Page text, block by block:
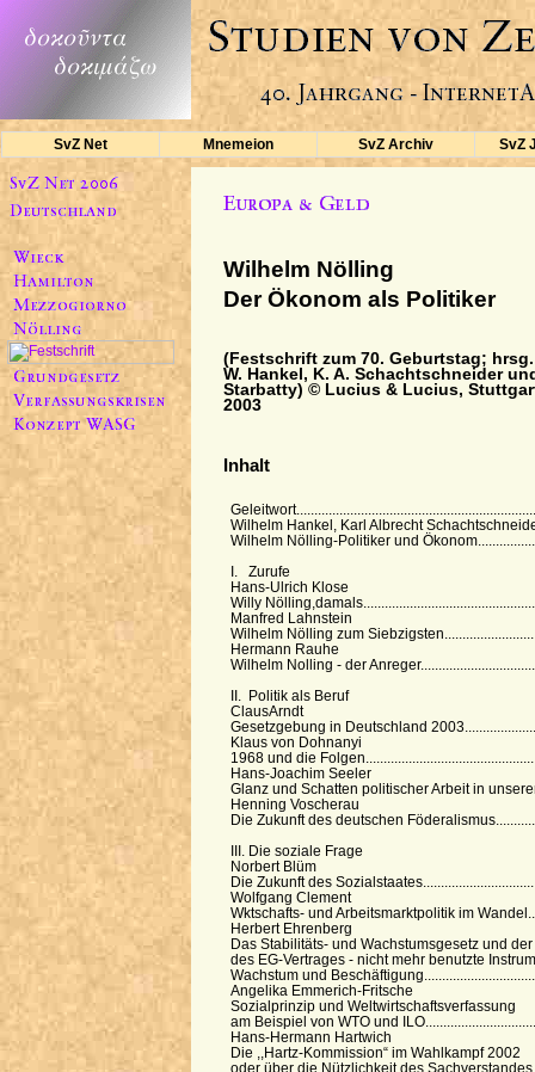
SvZ Net Mnemeion SvZ Archiv SvZ
Wilhelm Nölling
Der Ökonom als Politiker
(Festschrift zum 70. Geburtstag; hrsg.
W. Hankel, K. A. Schachtschneider
Starbatty) © Lucius & Lucius,
2003
Inhalt
Wilhelm Hankel, Karl Albrecht
Wilhelm Nölling-Politiker und
I. Zurufe
Hans-Ulrich Klose
Willy
Manfred Lahnstein
Wilhelm Nölling zum
Hermann Rauhe
Wilhelm Nolling - der
II. Politik als Beruf
ClausArndt
Gesetzgebung in Deutschland
Klaus von Dohnanyi
1968 und die
Hans-Joachim Seeler
Glanz und Schatten politischer Arbeit in
Henning Voscherau
Die Zukunft des deutschen
III. Die soziale Frage
Norbert Blüm
Die Zukunft des
Wolfgang Clement
Wktschafts- und Arbeitsmarktpolitik im
Herbert Ehrenberg
Das Stabilitäts- und Wachstumsgesetz und
des EG-Vertrages - nicht mehr benutzte
Wachstum und
Angelika Emmerich-Fritsche
Sozialprinzip und Weltwirtschaftsverfassung
am Beispiel von WTO und
Hans-Hermann Hartwich
Die ,,Hartz-Kommission“ im Wahlkampf 2002
oder über die Nützlichkeit des